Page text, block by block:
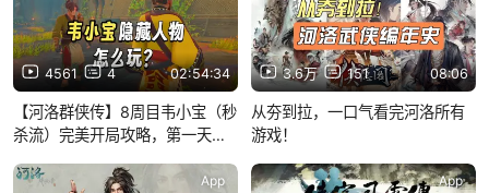
4561 4 02:54:34
【河洛群侠传】8周目韦小宝（秒
杀流）完美开局攻略，第一天便
皇甫登云十大善人十大恶人，阎
3.6万 151 08:06
从夯到拉，一口气看完河洛所有
游戏！
App App